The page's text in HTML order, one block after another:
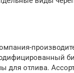
для отлива.